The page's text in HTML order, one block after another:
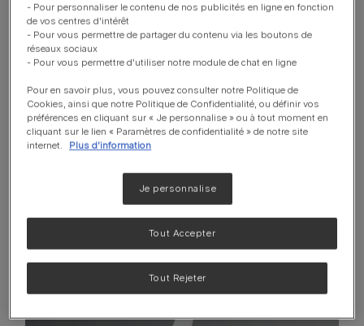
Cardiologie
- Pour personnaliser le contenu de nos publicités en ligne en fonction
de vos centres d'intérêt
- Pour vous permettre de partager du contenu via les boutons de
réseaux sociaux
- Pour vous permettre d'utiliser notre module de chat en ligne
Pour en savoir plus, vous pouvez consulter notre Politique de
Cookies, ainsi que notre Politique de Confidentialité, ou définir vos
préférences en cliquant sur « Je personnalise » ou à tout moment en
cliquant sur le lien « Paramètres de confidentialité » de notre site
internet.
Plus d'information
Je personnalise
Tout Rejeter
Tout Accepter